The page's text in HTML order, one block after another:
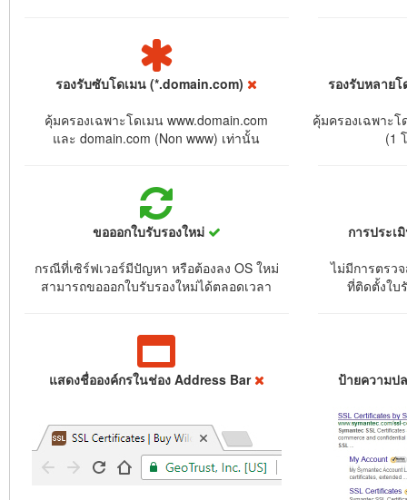
รองรับซับโดเมน (*.domain.com)
คุ้มครองเฉพาะโดเมน www.domain.com
และ domain.com (Non www) เท่านั้น
รองรับหลาย
คุ้มครองเฉพาะ
(1
ขอออกใบรับรองใหม่
กรณีที่เซิร์ฟเวอร์มีปัญหา หรือต้องลง OS ใหม่
สามารถขอออกใบรับรองใหม่ได้ตลอดเวลา
การประเ
ไม่มีการตรว
ที่ติดตั้งใบ
แสดงชื่อองค์กรในช่อง Address Bar ป้ายความป